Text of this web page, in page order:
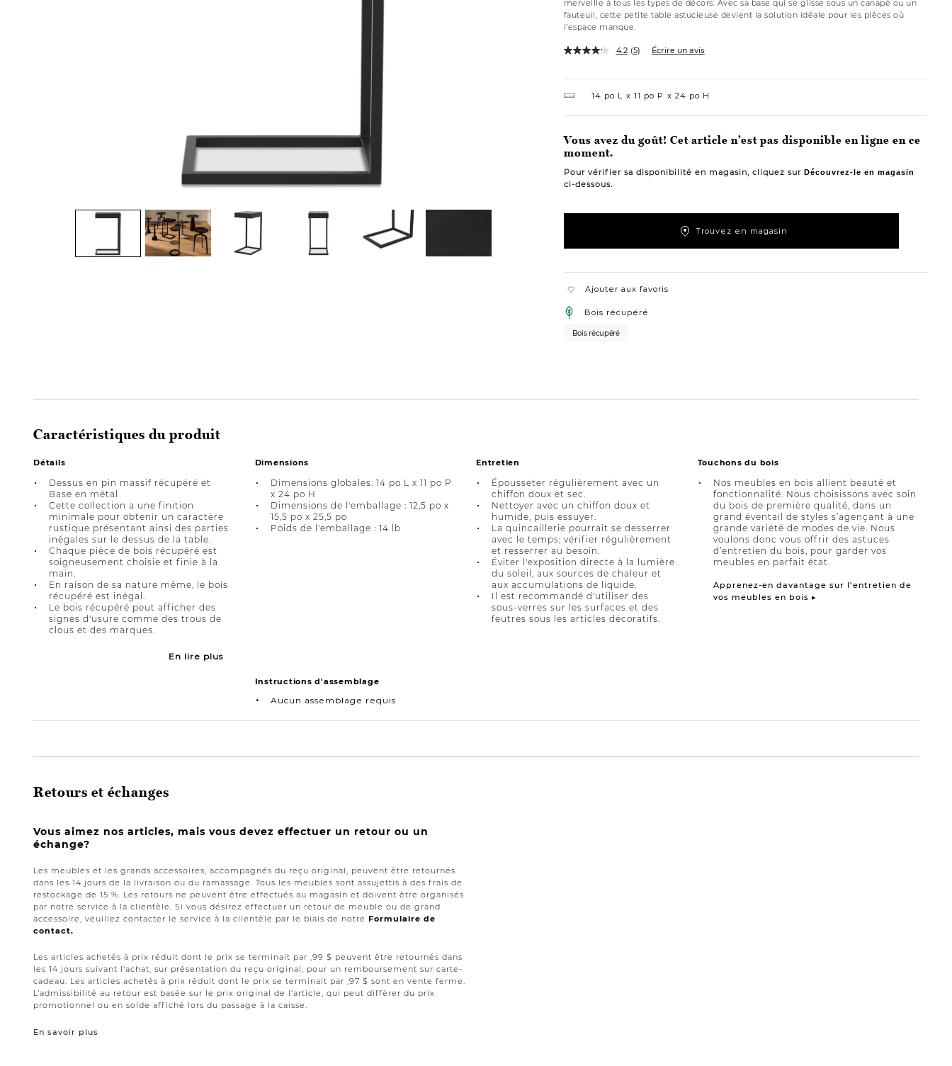
merveille à tous les types de décors. Avec sa base qui se glisse sous un canapé ou un
fauteuil, cette petite table astucieuse devient la solution idéale pour les pièces où
l’espace manque.
4.2 (5) Écrire un avis
14 po L 11 po P 24 po H
Vous avez du goût! Cet article n’est pas disponible en ligne en ce
moment.
Pour vérifier sa disponibilité en magasin, cliquez sur Découvrez-le en magasin
ci-dessous.
Trouvez en magasin
Ajouter aux favoris
Bois récupéré
Bois récupéré
Caractéristiques du produit
Détails
Dessus en pin massif récupéré et
Base en métal
Cette collection a une finition
minimale pour obtenir un caractère
rustique présentant ainsi des parties
inégales sur le dessus de la table.
Chaque pièce de bois récupéré est
soigneusement choisie et finie à la
main.
En raison de sa nature même, le bois
récupéré est inégal.
Le bois récupéré peut afficher des
signes d'usure comme des trous de
clous et des marques.
En lire plus
Dimensions
Dimensions globales: 14 po L x 11 po P
x 24 po H
Dimensions de l'emballage : 12,5 po x
15,5 po x 25,5 po
Poids de l'emballage : 14 lb
Entretien
Épousseter régulièrement avec un
chiffon doux et sec.
Nettoyer avec un chiffon doux et
humide, puis essuyer.
La quincaillerie pourrait se desserrer
avec le temps; vérifier régulièrement
et resserrer au besoin.
Éviter l'exposition directe à la lumière
du soleil, aux sources de chaleur et
aux accumulations de liquide.
Il est recommandé d'utiliser des
sous-verres sur les surfaces et des
feutres sous les articles décoratifs.
Touchons du bois
Nos meubles en bois allient beauté et
fonctionnalité. Nous choisissons avec soin
du bois de première qualité, dans un
grand éventail de styles s’agençant à une
grande variété de modes de vie. Nous
voulons donc vous offrir des astuces
d’entretien du bois, pour garder vos
meubles en parfait état.
Apprenez-en davantage sur l’entretien de
vos meubles en bois ▸
Instructions d'assemblage
Aucun assemblage requis
Retours et échanges
Vous aimez nos articles, mais vous devez effectuer un retour ou un
échange?
Les meubles et les grands accessoires, accompagnés du reçu original, peuvent être retournés
dans les 14 jours de la livraison ou du ramassage. Tous les meubles sont assujettis à des frais de
restockage de 15 %. Les retours ne peuvent être effectués au magasin et doivent être organisés
par notre service à la clientèle. Si vous désirez effectuer un retour de meuble ou de grand
accessoire, veuillez contacter le service à la clientèle par le biais de notre Formulaire de
contact.
Les articles achetés à prix réduit dont le prix se terminait par ,99 $ peuvent être retournés dans
les 14 jours suivant l'achat, sur présentation du reçu original, pour un remboursement sur carte-
cadeau. Les articles achetés à prix réduit dont le prix se terminait par ,97 $ sont en vente ferme.
L’admissibilité au retour est basée sur le prix original de l’article, qui peut différer du prix
promotionnel ou en solde affiché lors du passage à la caisse.
En savoir plus